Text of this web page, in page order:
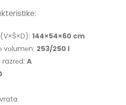
144×54×60 cm
vоlumеn: 253/250 l
A